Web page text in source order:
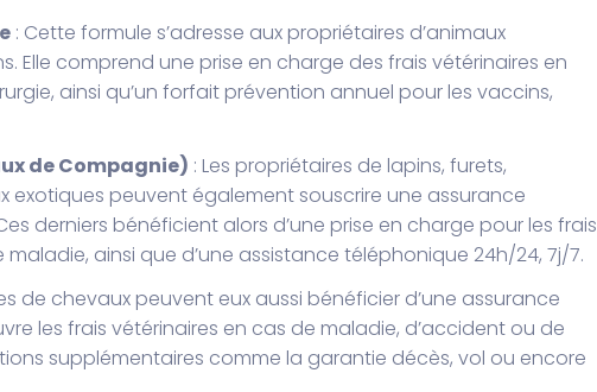
: Cette formule s’adresse aux propriétaires d’animaux
Elle comprend une prise en charge des frais vétérinaires en
ainsi qu’un forfait prévention annuel pour les vaccins,
de Compagnie) : Les propriétaires de lapins, furets,
exotiques peuvent également souscrire une assurance
derniers bénéficient alors d’une prise en charge pour les frais
ainsi que d’une assistance téléphonique 24h/24, 7j/7.
de chevaux peuvent eux aussi bénéficier d’une assurance
les frais vétérinaires en cas de maladie, d’accident ou de
supplémentaires comme la garantie décès, vol ou encore